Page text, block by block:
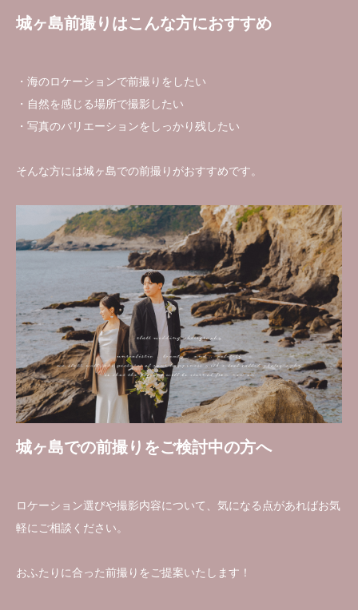
城ヶ島前撮りはこんな方におすすめ
・海のロケーションで前撮りをしたい
・自然を感じる場所で撮影したい
・写真のバリエーションをしっかり残したい
そんな方には城ヶ島での前撮りがおすすめです。
城ヶ島での前撮りをご検討中の方へ
ロケーション選びや撮影内容について、気になる点があればお気
軽にご相談ください。
おふたりに合った前撮りをご提案いたします！